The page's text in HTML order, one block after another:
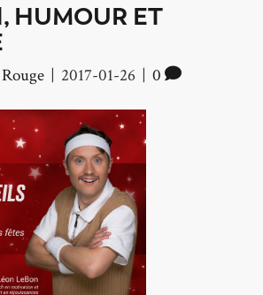
HUMOUR ET
| 2017-01-26 | 0